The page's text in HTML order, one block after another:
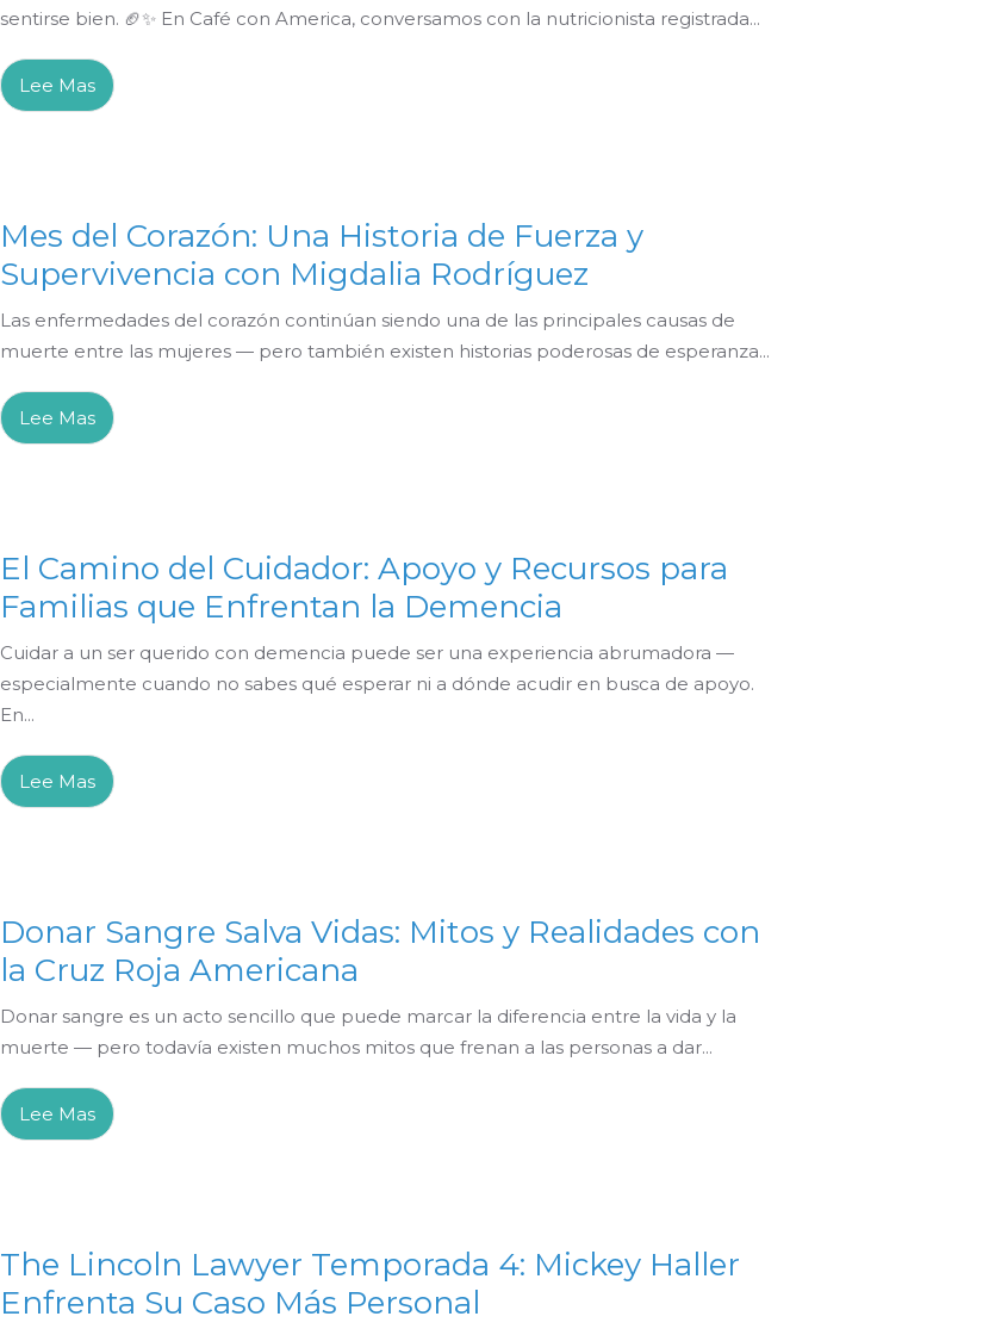
sentirse bien. 🏈✨ En Café con America, conversamos con la nutricionista registrada...
Lee Mas
Mes del Corazón: Una Historia de Fuerza y
Supervivencia con Migdalia Rodríguez
Las enfermedades del corazón continúan siendo una de las principales causas de
muerte entre las mujeres — pero también existen historias poderosas de esperanza...
Lee Mas
El Camino del Cuidador: Apoyo y Recursos para
Familias que Enfrentan la Demencia
Cuidar a un ser querido con demencia puede ser una experiencia abrumadora —
especialmente cuando no sabes qué esperar ni a dónde acudir en busca de apoyo.
En...
Lee Mas
Donar Sangre Salva Vidas: Mitos y Realidades con
la Cruz Roja Americana
Donar sangre es un acto sencillo que puede marcar la diferencia entre la vida y la
muerte — pero todavía existen muchos mitos que frenan a las personas a dar...
Lee Mas
The Lincoln Lawyer Temporada 4: Mickey Haller
Enfrenta Su Caso Más Personal